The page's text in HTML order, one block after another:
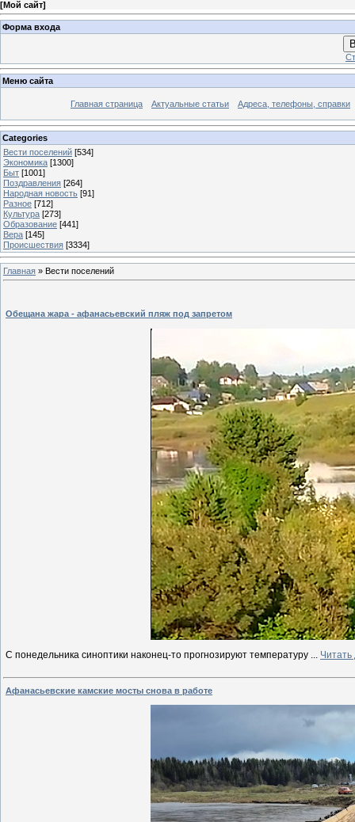
[Мой сайт]
Форма входа
Меню сайта
Главная страница Актуальные статьи Адреса, телефоны, справки
Categories
Вести поселений [534]
Экономика [1300]
Быт [1001]
Поздравления [264]
Народная новость [91]
Разное [712]
Культура [273]
Образование [441]
Вера [145]
Происшествия [3334]
Главная » Вести поселений
Обещана жара - афанасьевский пляж под запретом
С понедельника синоптики наконец-то прогнозируют температуру ...
Афанасьевские камские мосты снова в работе